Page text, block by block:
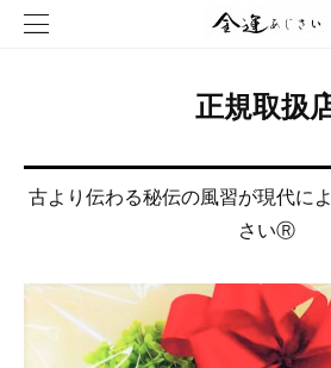
正規取扱
古より伝わる秘伝の風習が現代に
さいⓇ